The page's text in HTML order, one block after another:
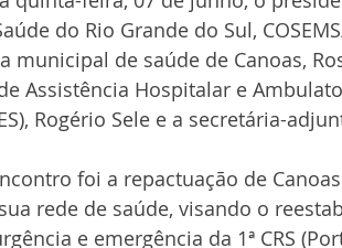
do Rio Grande do Sul,
municipal de saúde de Canoas,
Assistência Hospitalar e
Rogério Sele e a secretária-
foi a repactuação de
rede de saúde, visando o
e emergência da 1ª CRS